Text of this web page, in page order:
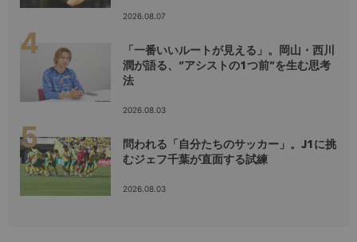
2026.08.07
「一番いいルートが見える」。岡山・西川
潤が語る、“アシストの1つ前”を生む思考
法
2026.08.03
問われる「自分たちのサッカー」。J1に挑
むジェフ千葉が直面する試練
2026.08.03